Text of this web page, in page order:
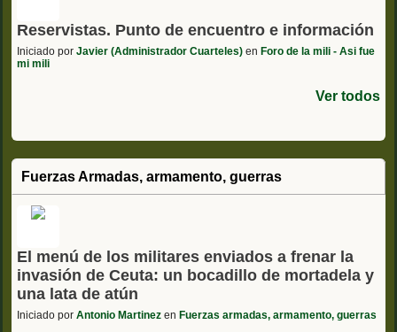
Reservistas. Punto de encuentro e información
Iniciado por Javier (Administrador Cuarteles) en Foro de la mili - Asi fue
mi mili
Ver todos
Fuerzas Armadas, armamento, guerras
El menú de los militares enviados a frenar la
invasión de Ceuta: un bocadillo de mortadela y
una lata de atún
Iniciado por Antonio Martinez en Fuerzas armadas, armamento, guerras